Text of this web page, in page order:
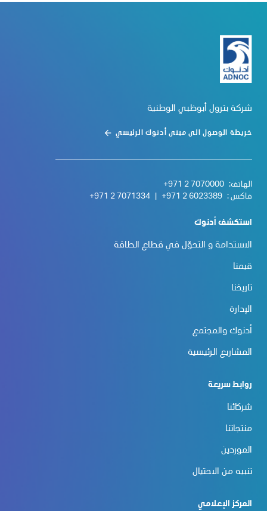
شركة بترول أبوظبي الوطنية
خريطة الوصول الى مبنى أدنوك الرئيسي
الهاتف: +971 2 7070000
فاكس : +971 2 6023389
+971 2 7071334
استكشف أدنوك
الاستدامة و التحوّل في قطاع الطاقة
قيمنا
تاريخنا
الإدارة
أدنوك والمجتمع
المشاريع الرئيسية
روابط سريعة
شركائنا
منتجاتنا
الموردين
تنبيه من الاحتيال
المركز الإعلامي